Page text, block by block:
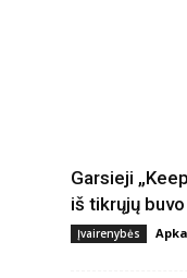
Garsieji
iš tikrųjų
Įvairenybės